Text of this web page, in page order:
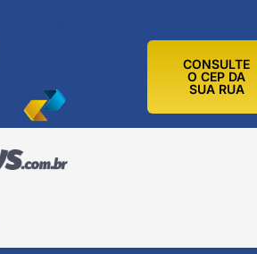
CONSULTE
O CEP DA
SUA RUA